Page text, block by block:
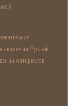
академия Русской
материалов